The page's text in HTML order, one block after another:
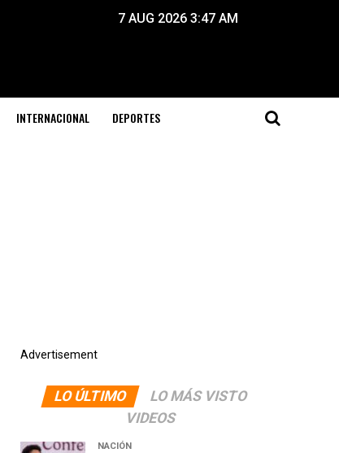
7 AUG 2026 3:47 AM
INTERNACIONAL DEPORTES
Advertisement
LO ÚLTIMO
LO MÁS VISTO
VIDEOS
NACIÓN